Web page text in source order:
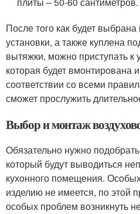
После того как будет
установки, а также куплена
вытяжки, можно приступать к
которая будет вмонтирована
соответствии со всеми
сможет прослужить
Выбор и монтаж
Обязательно нужно
который будут выводиться
кухонного помещения.
изделию не имеется, по этой
особых проблем возникнуть